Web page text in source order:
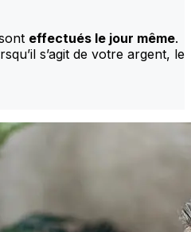
effectués le jour même.
s’agit de votre argent, le